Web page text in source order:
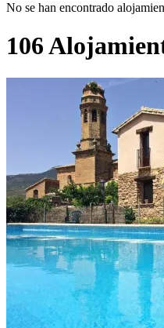
No se han encontrado
106